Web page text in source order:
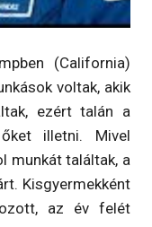
(California)
voltak, akik
ezért talán a
illetni. Mivel
munkát találtak, a
Kisgyermekként
az év felét